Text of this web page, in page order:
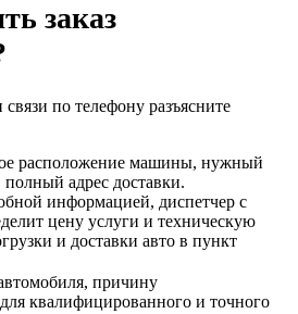
заказ
по телефону разъясните
расположение машины, нужный
полный адрес доставки.
информацией, диспетчер с
цену услуги и техническую
и доставки авто в пункт
причину
квалифицированного и точного